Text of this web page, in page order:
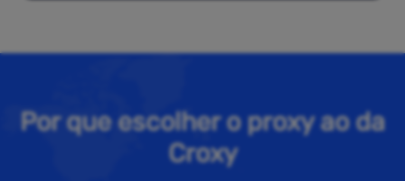
Por que escolher o proxy ao da
Croxy